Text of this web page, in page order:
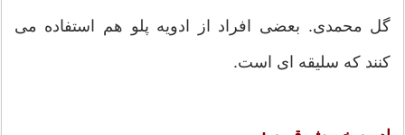
گل محمدی. بعضی افراد از ادویه پلو هم استفاده می
کنند که سلیقه ای است.